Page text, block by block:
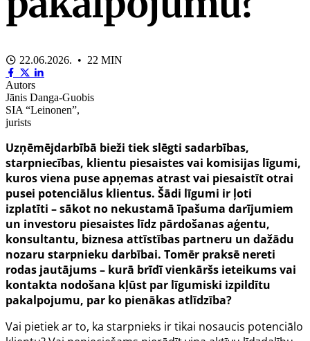
22.06.2026. • 22 MIN
Autors
Jānis Danga-Guobis
SIA “Leinonen”,
jurists
Uzņēmējdarbībā bieži tiek slēgti sadarbības,
starpniecības, klientu piesaistes vai komisijas līgumi,
kuros viena puse apņemas atrast vai piesaistīt otrai
pusei potenciālus klientus. Šādi līgumi ir ļoti
izplatīti – sākot no nekustamā īpašuma darījumiem
un investoru piesaistes līdz pārdošanas aģentu,
konsultantu, biznesa attīstības partneru un dažādu
nozaru starpnieku darbībai. Tomēr praksē nereti
rodas jautājums – kurā brīdī vienkāršs ieteikums vai
kontakta nodošana kļūst par līgumiski izpildītu
pakalpojumu, par ko pienākas atlīdzība?
Vai pietiek ar to, ka starpnieks ir tikai nosaucis potenciālo